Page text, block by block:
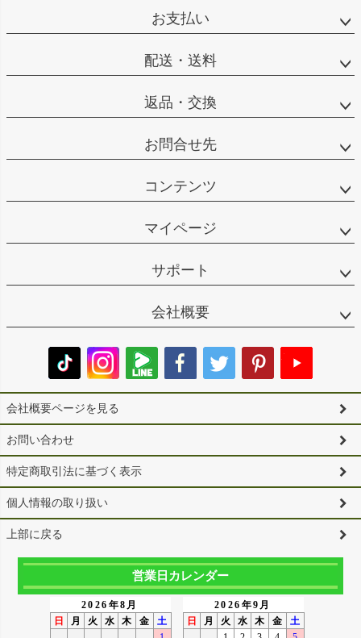
お支払い
配送・送料
返品・交換
お問合せ先
コンテンツ
マイページ
サポート
会社概要
会社概要ページを見る
お問い合わせ
特定商取引法に基づく表示
個人情報の取り扱い
上部に戻る
営業日カレンダー